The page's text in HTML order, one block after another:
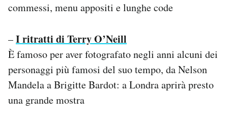
commessi, menu appositi e lunghe code
–I ritratti di Terry O’Neill
È famoso per aver fotografato negli anni alcuni dei
personaggi più famosi del suo tempo, da Nelson
Mandela a Brigitte Bardot: a Londra aprirà presto
una grande mostra